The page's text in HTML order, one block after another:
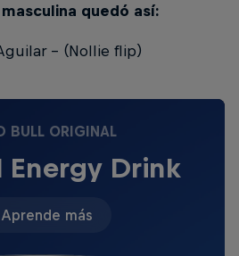
quedó así:
- (Nollie flip)
BULL ORIGINAL
Energy Drink
Aprende más